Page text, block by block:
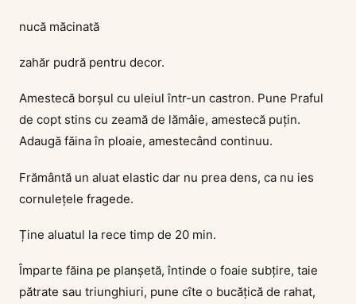
nucă măcinată
zahăr pudră pentru decor.
Amestecă borșul cu uleiul într-un castron. Pune Praful
de copt stins cu zeamă de lămâie, amestecă puțin.
Adaugă făina în ploaie, amestecând continuu.
Frământă un aluat elastic dar nu prea dens, ca nu ies
cornulețele fragede.
Ține aluatul la rece timp de 20 min.
Împarte făina pe planșetă, întinde o foaie subțire, taie
pătrate sau triunghiuri, pune cîte o bucățică de rahat,